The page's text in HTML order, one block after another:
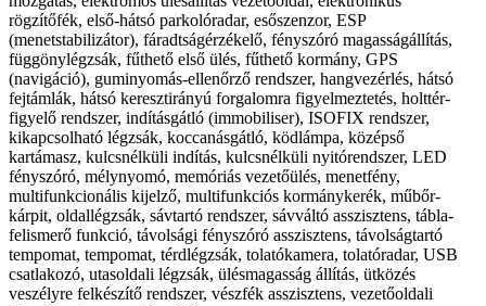
rögzítőfék, első-hátsó parkolóradar, esőszenzor, ESP
(menetstabilizátor), fáradtságérzékelő, fényszóró magasságállítás,
függönylégzsák, fűthető első ülés, fűthető kormány, GPS
(navigáció), guminyomás-ellenőrző rendszer, hangvezérlés, hátsó
fejtámlák, hátsó keresztirányú forgalomra figyelmeztetés, holttér-
figyelő rendszer, indításgátló (immobiliser), ISOFIX rendszer,
kikapcsolható légzsák, koccanásgátló, ködlámpa, középső
kartámasz, kulcsnélküli indítás, kulcsnélküli nyitórendszer, LED
fényszóró, mélynyomó, memóriás vezetőülés, menetfény,
multifunkcionális kijelző, multifunkciós kormánykerék, műbőr-
kárpit, oldallégzsák, sávtartó rendszer, sávváltó asszisztens, tábla-
felismerő funkció, távolsági fényszóró asszisztens, távolságtartó
tempomat, tempomat, térdlégzsák, tolatókamera, tolatóradar, USB
csatlakozó, utasoldali légzsák, ülésmagasság állítás, ütközés
veszélyre felkészítő rendszer, vészfék asszisztens, vezetőoldali